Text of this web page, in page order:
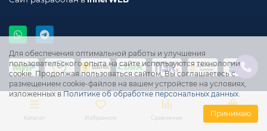
Для обеспечения оптимальной работы и улучшения
пользовательского опыта на сайте используются технологии
cookie. Продолжая пользоваться сайтом, Вы соглашаетесь с
размещением cookie-файлов на вашем устройстве на условиях,
изложенных вПолитике об обработке персональных данных.
Принимаю
Каталог Избранное Сравнение Корзина